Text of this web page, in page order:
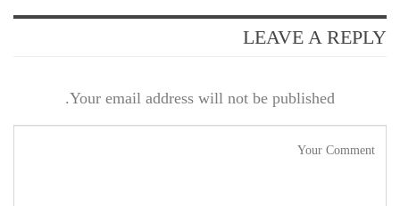
LEAVE A REPLY
Your email address will not be published.